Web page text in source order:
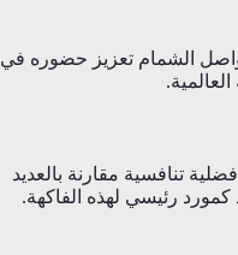
الشمام تعزيز حضوره في
تنافسية مقارنة بالعديد
رئيسي لهذه الفاكهة.